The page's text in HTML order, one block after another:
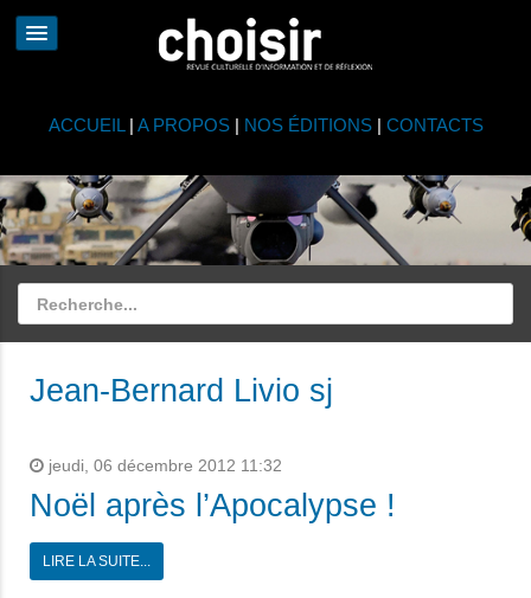
ACCUEIL | A PROPOS| NOS ÉDITIONS| CONTACTS
Jean-Bernard Livio sj
jeudi, 06 décembre 2012 11:32
Noël après l’Apocalypse !
LIRE LA SUITE...